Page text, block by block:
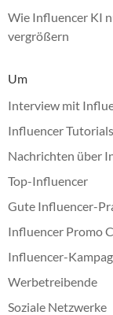
Wie Influencer KI
vergrößern
Um
Interview mit
Influencer Tutorials
Nachrichten über
Top-Influencer
Gute Influencer-
Influencer Promo
Influencer-
Werbetreibende
Soziale Netzwerke